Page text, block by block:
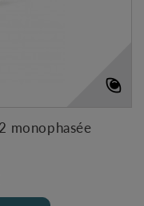
monophasée